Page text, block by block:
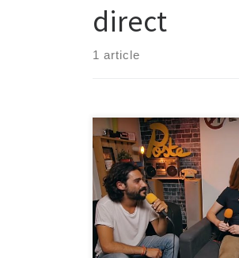
direct
1 article
Nous étions en direct avec
pour expliquer ce qu’est le
comment ça fonctionne et